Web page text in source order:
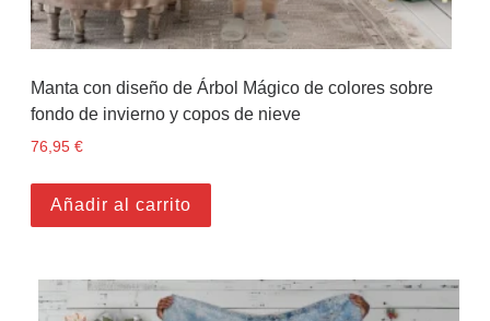
Manta con diseño de Árbol Mágico de colores sobre
fondo de invierno y copos de nieve
76,95 €
Añadir al carrito